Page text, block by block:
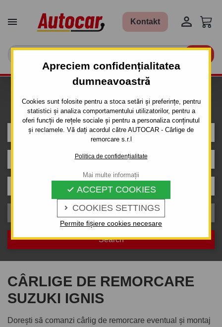
Apreciem confidențialitatea
dumneavoastră
Cookies sunt folosite pentru a stoca setări și preferințe, pentru
statistici și analiza comportamentului utilizatorilor, pentru a
oferi funcții de rețele sociale și pentru a personaliza conținutul
și reclamele. Vă dați acordul către AUTOCAR - Cârlige de
remorcare s.r.l
Politica de confidențialitate
 COOKIES SETTINGS
 ACCEPT COOKIES
Permite fișiere cookies necesare
Mai multe informații
 Kontakt 
mașina
SUZUKI
An de producție
CÂRLIGE DE REMORCARE
SUZUKI IGNIS
Dorești să comanzi cârlig de remorcare eventual și montaj